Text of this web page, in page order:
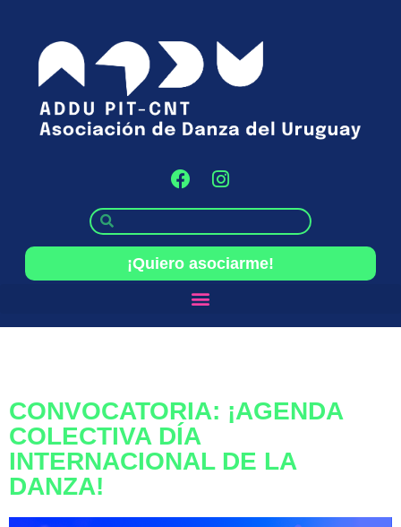
¡Quiero asociarme!
CONVOCATORIA: ¡AGENDA
COLECTIVA DÍA
INTERNACIONAL DE LA
DANZA!